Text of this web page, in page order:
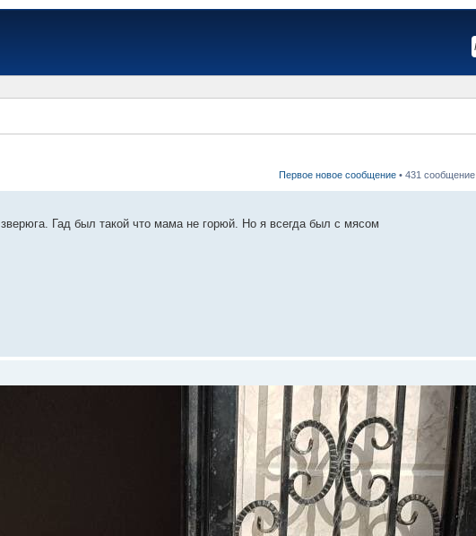
Первое новое сообщение • 431 сообщение
Гад был такой что мама не горюй. Но я всегда был с мясом